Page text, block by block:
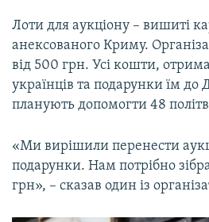
Лоти для аукціону – вишиті
анексованого Криму.
від 500 грн. Усі кошти,
українців та подарунки їм до
планують допомогти 48
«Ми вирішили перенести
подарунки. Нам потрібно
грн», – сказав один із